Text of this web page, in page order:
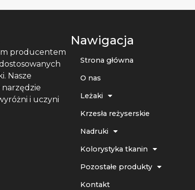
producentem
Nasze
i uczyni
Nawigacja
Strona główna
O nas
Leżaki
Krzesła reżyserskie
Nadruki
Kolorystyka tkanin
Pozostałe produkty
Kontakt